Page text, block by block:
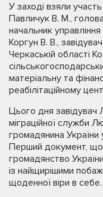
У заході взяли
Павличук В. М.,
начальник
Коргун В. В.,
Черкаській області
матеріальну та
реабілітаційному
Цього дня завідувач
міграційної служби
громадянина України
Перший документ, що
громадянство
із найщирішими
щоденної віри в себе.